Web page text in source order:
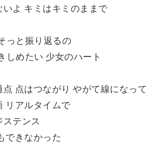
よ キミはキミのままで
っと振り返るの
しめたい 少女のハート
点はつながり やがて線になって
リアルタイムで
テンス
できなかった